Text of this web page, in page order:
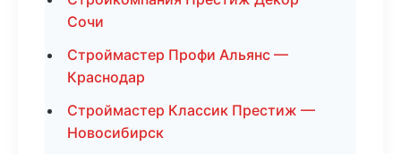
Сочи
Строймастер Профи Альянс —
Краснодар
Строймастер Классик Престиж —
Новосибирск